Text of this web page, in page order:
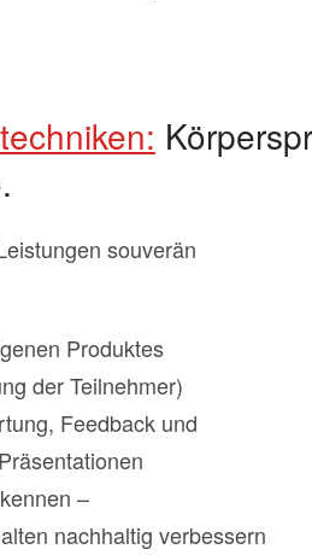
souverän
Produktes
der Teilnehmer)
Feedback und
–
nachhaltig verbessern